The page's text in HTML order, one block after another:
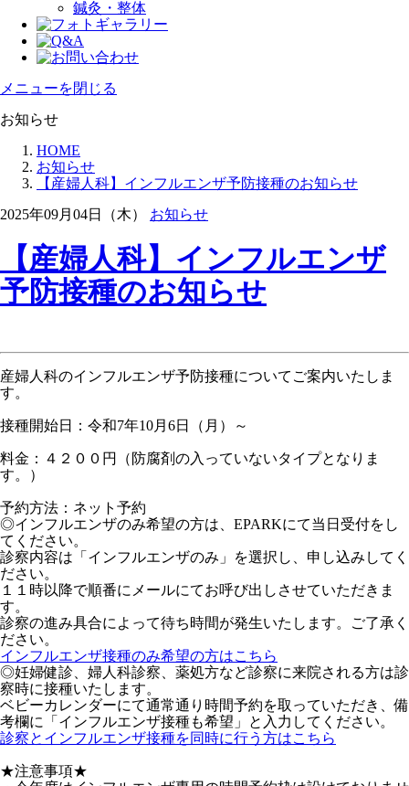
鍼灸・整体
メニューを閉じる
お知らせ
HOME
お知らせ
【産婦人科】インフルエンザ予防接種のお知らせ
2025年09月04日（木）
お知らせ
【産婦人科】インフルエンザ
予防接種のお知らせ
産婦人科のインフルエンザ予防接種についてご案内いたしま
す。
接種開始日：令和7年10月6日（月）～
料金：４２００円（防腐剤の入っていないタイプとなりま
す。）
予約方法：ネット予約
◎インフルエンザのみ希望の方は、EPARKにて当日受付をし
てください。
診察内容は「インフルエンザのみ」を選択し、申し込みしてく
ださい。
１１時以降で順番にメールにてお呼び出しさせていただきま
す。
診察の進み具合によって待ち時間が発生いたします。ご了承く
ださい。
インフルエンザ接種のみ希望の方はこちら
◎妊婦健診、婦人科診察、薬処方など診察に来院される方は診
察時に接種いたします。
ベビーカレンダーにて通常通り時間予約を取っていただき、備
考欄に「インフルエンザ接種も希望」と入力してください。
診察とインフルエンザ接種を同時に行う方はこちら
★注意事項★